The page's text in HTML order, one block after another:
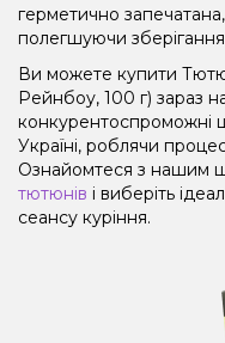
герметично
полегшуючи зберігання
Ви можете купити
Рейнбоу, 100 г) зараз
конкурентоспроможні
Україні, роблячи
Ознайомтеся з нашим
тютюнів і виберіть
сеансу куріння.